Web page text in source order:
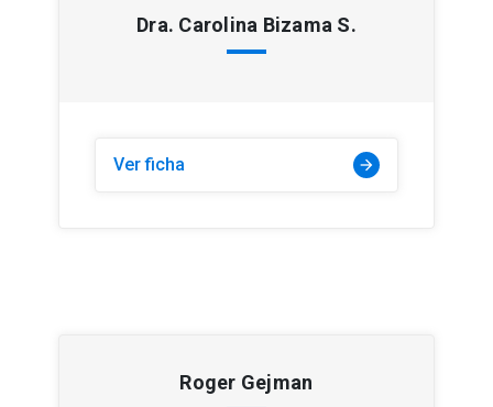
Dra. Carolina Bizama S.
Ver ficha arrow_forward
Roger Gejman